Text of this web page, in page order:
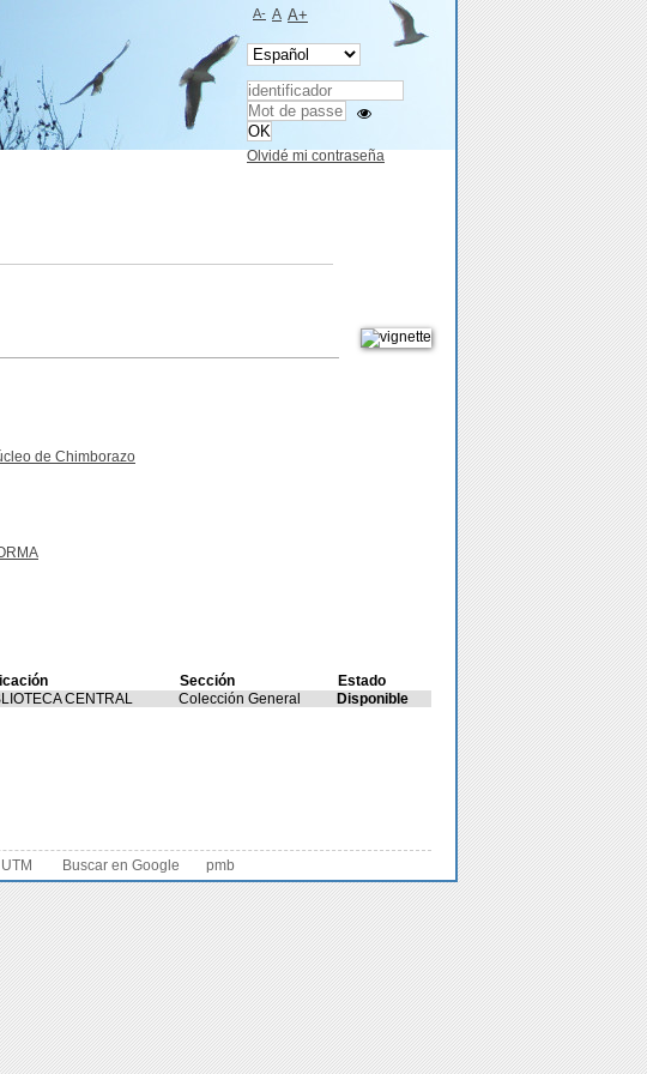
de Chimborazo
Sección
Estado
CENTRAL Colección General Disponible
Buscar en Google pmb
A- A A+
Olvidé mi contraseña